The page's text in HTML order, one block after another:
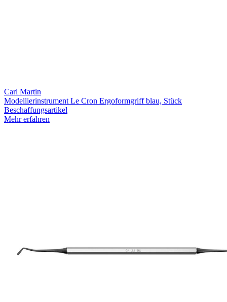
Carl Martin
Modellierinstrument Le Cron Ergoformgriff blau, Stück
Beschaffungsartikel
Mehr erfahren